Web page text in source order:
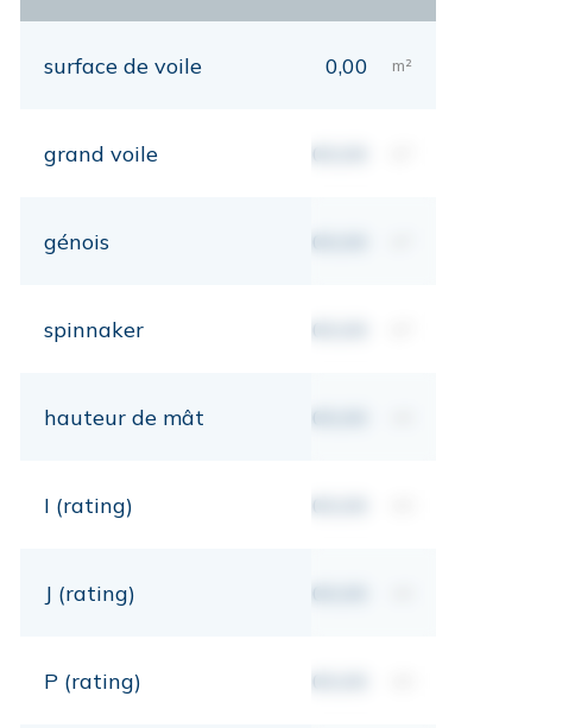
surface de voile 0,00 m²
grand voile 00,00
génois 00,00
spinnaker 00,00
hauteur de mât 00,00
I (rating) 00,00
J (rating) 00,00
P (rating) 00,00